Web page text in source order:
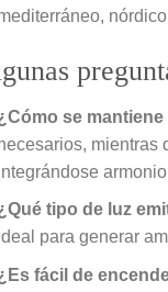
se
mientras
tipo de luz
para generar
fácil de